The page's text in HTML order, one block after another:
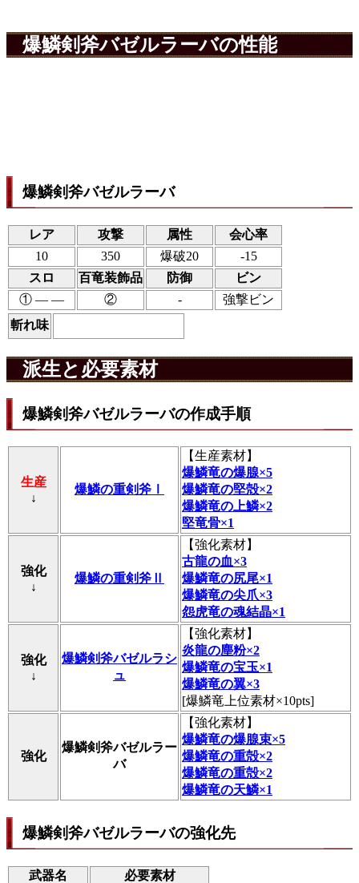
爆鱗剣斧バゼルラーバの性能
爆鱗剣斧バゼルラーバ
レア 攻撃 属性
会心率
10
350 爆破20
-15
スロ
百竜装飾品 防御
ビン
① ― ―
② -
強撃ビン
斬れ味
派生と必要素材
爆鱗剣斧バゼルラーバの作成手順
生産
↓
爆鱗の重剣斧Ⅰ
【生産素材】
爆鱗竜の爆腺×5
爆鱗竜の堅殻×2
爆鱗竜の上鱗×2
堅竜骨×1
強化
↓
爆鱗の重剣斧Ⅱ
【強化素材】
古龍の血×3
爆鱗竜の尻尾×1
爆鱗竜の尖爪×3
怨虎竜の魂結晶×1
強化
↓
爆鱗剣斧バゼルラシ
ュ
【強化素材】
炎龍の塵粉×2
爆鱗竜の宝玉×1
爆鱗竜の翼×3
[爆鱗竜上位素材×10pts]
強化
爆鱗剣斧バゼルラー
バ
【強化素材】
爆鱗竜の爆腺束×5
爆鱗竜の重殻×2
爆鱗竜の重殻×2
爆鱗竜の天鱗×1
爆鱗剣斧バゼルラーバの強化先
武器名 必要素材